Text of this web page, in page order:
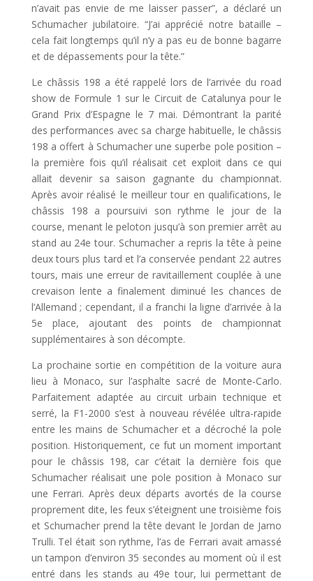
n’avait pas envie de me laisser passer”, a déclaré un
Schumacher jubilatoire. “J’ai apprécié notre bataille –
cela fait longtemps qu’il n’y a pas eu de bonne bagarre
et de dépassements pour la tête.”
Le châssis 198 a été rappelé lors de l’arrivée du road
show de Formule 1 sur le Circuit de Catalunya pour le
Grand Prix d’Espagne le 7 mai. Démontrant la parité
des performances avec sa charge habituelle, le châssis
198 a offert à Schumacher une superbe pole position –
la première fois qu’il réalisait cet exploit dans ce qui
allait devenir sa saison gagnante du championnat.
Après avoir réalisé le meilleur tour en qualifications, le
châssis 198 a poursuivi son rythme le jour de la
course, menant le peloton jusqu’à son premier arrêt au
stand au 24e tour. Schumacher a repris la tête à peine
deux tours plus tard et l’a conservée pendant 22 autres
tours, mais une erreur de ravitaillement couplée à une
crevaison lente a finalement diminué les chances de
l’Allemand ; cependant, il a franchi la ligne d’arrivée à la
5e place, ajoutant des points de championnat
supplémentaires à son décompte.
La prochaine sortie en compétition de la voiture aura
lieu à Monaco, sur l’asphalte sacré de Monte-Carlo.
Parfaitement adaptée au circuit urbain technique et
serré, la F1-2000 s’est à nouveau révélée ultra-rapide
entre les mains de Schumacher et a décroché la pole
position. Historiquement, ce fut un moment important
pour le châssis 198, car c’était la dernière fois que
Schumacher réalisait une pole position à Monaco sur
une Ferrari. Après deux départs avortés de la course
proprement dite, les feux s’éteignent une troisième fois
et Schumacher prend la tête devant le Jordan de Jarno
Trulli. Tel était son rythme, l’as de Ferrari avait amassé
un tampon d’environ 35 secondes au moment où il est
entré dans les stands au 49e tour, lui permettant de